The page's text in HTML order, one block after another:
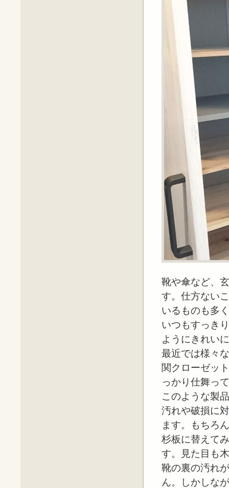
靴や傘など、
す。仕方ない
いるものも多
いつもすっき
ようにきれい
最近では様々
関クローゼッ
っかり仕舞っ
このような製
汚れや破損に
ます。もちろ
杉板に替えて
す。見た目も
靴の裏の汚れ
ん。しかしな